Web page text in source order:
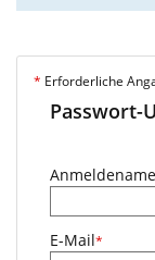
* Erforderliche
Passwort-
Anmeldename
E-Mail*